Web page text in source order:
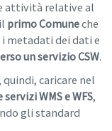
attività relative al
primo Comuneche
i metadati dei dati e
un servizio CSW.
caricare nel
WMS e WFS,
gli standard